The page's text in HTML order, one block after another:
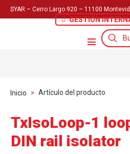
SYAR – Cerro Largo 920 – 11100
GESTIÓN
de
Inicio > Artículo del producto
TxIsoLoop-1
DIN rail isolator